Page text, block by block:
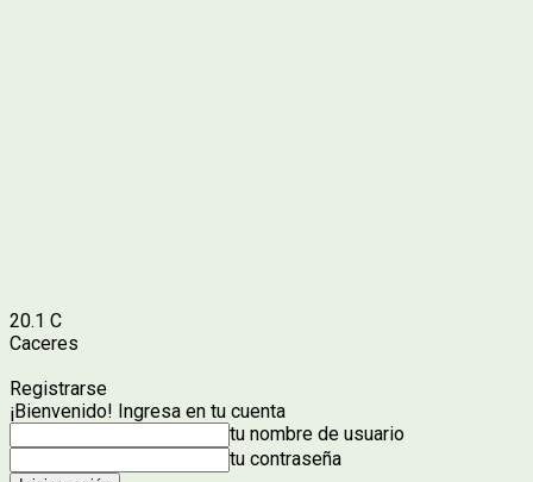
20.1 C
Caceres
Registrarse
¡Bienvenido! Ingresa en tu cuenta
tu nombre de usuario
tu contraseña